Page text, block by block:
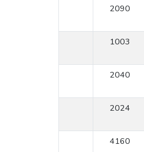
2090
1003
2040
2024
4160